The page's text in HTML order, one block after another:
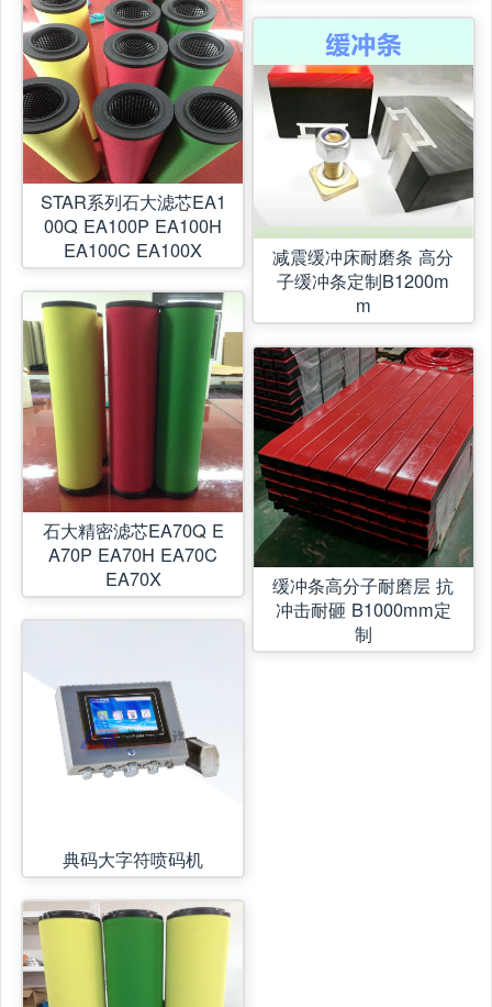
STAR系列石大滤芯EA1
00Q EA100P EA100H
EA100C EA100X
石大精密滤芯EA70Q E
A70P EA70H EA70C
EA70X
典码大字符喷码机
减震缓冲床耐磨条 高分
子缓冲条定制B1200m
m
缓冲条高分子耐磨层 抗
冲击耐砸 B1000mm定
制